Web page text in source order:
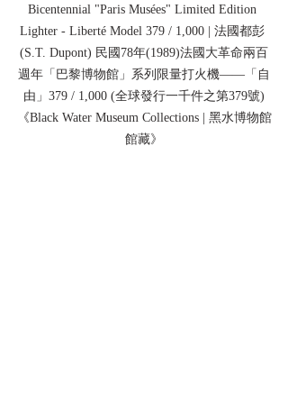
Bicentennial "Paris Musées" Limited Edition
Lighter - Liberté Model 379 / 1,000 | 法國都彭
(S.T. Dupont) 民國78年(1989)法國大革命兩百
週年「巴黎博物館」系列限量打火機——「自
由」379 / 1,000 (全球發行一千件之第379號)
《Black Water Museum Collections | 黑水博物館
館藏》